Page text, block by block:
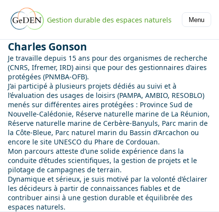
Gestion durable des espaces naturels Menu
Charles Gonson
Je travaille depuis 15 ans pour des organismes de recherche
(CNRS, Ifremer, IRD) ainsi que pour des gestionnaires d’aires
protégées (PNMBA-OFB).
J’ai participé à plusieurs projets dédiés au suivi et à
l’évaluation des usages de loisirs (PAMPA, AMBIO, RESOBLO)
menés sur différentes aires protégées : Province Sud de
Nouvelle-Calédonie, Réserve naturelle marine de La Réunion,
Réserve naturelle marine de Cerbère-Banyuls, Parc marin de
la Côte-Bleue, Parc naturel marin du Bassin d’Arcachon ou
encore le site UNESCO du Phare de Cordouan.
Mon parcours atteste d’une solide expérience dans la
conduite d’études scientifiques, la gestion de projets et le
pilotage de campagnes de terrain.
Dynamique et sérieux, je suis motivé par la volonté d’éclairer
les décideurs à partir de connaissances fiables et de
contribuer ainsi à une gestion durable et équilibrée des
espaces naturels.